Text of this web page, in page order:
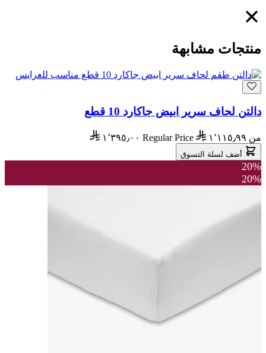
منتجات مشابهة
دالتن لحاف سرير ابيض جاكارد 10 قطع
من ١٬١١٥٫٩٩ Regular Price ١٬٣٩٥٫٠٠
أضف لسلة التسوق
20%
20%